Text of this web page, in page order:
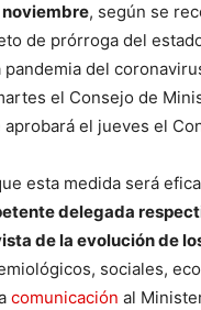
, según se
de prórroga del
pandemia del
el Consejo de
el jueves el
esta medida será
delegada
de la evolución de
sociales,
comunicación al